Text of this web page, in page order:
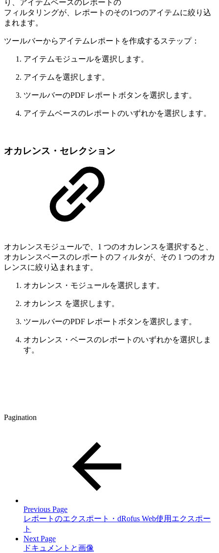
り、アイテムベースのレポートの
フィルタリングが、レポートのその1つのアイテムに絞り込
まれます。
ツールバーからアイテムレポートを作成するステップ：
アイテムモジュールを選択します。
アイテムを選択します。
ツールバーのPDF レポートボタンを選択します。
アイテムベースのレポートのいずれかを選択します。
オカレンス・セレクション
オカレンスモジュールで、1 つのオカレンスを選択すると、
オカレンスベースのレポートのフィルタが、その 1 つのオカ
レンスに絞り込まれます。
オカレンス・モジュールを選択します。
オカレンス を選択します。
ツールバーのPDF レポートボタンを選択します。
オカレンス・ベースのレポートのいずれかを選択しま
す。
Pagination
Previous Page
レポートのエクスポート・dRofus Web使用エクスポー
ト
Next Page
ドキュメントと画像